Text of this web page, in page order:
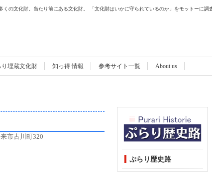
の文化財。当たり前にある文化財。 「文化財はいかに守られているのか」をモットーに調
り埋蔵文化財 知っ得 情報 参考サイト一覧 About us
市古川町320
ぷらり歴史路